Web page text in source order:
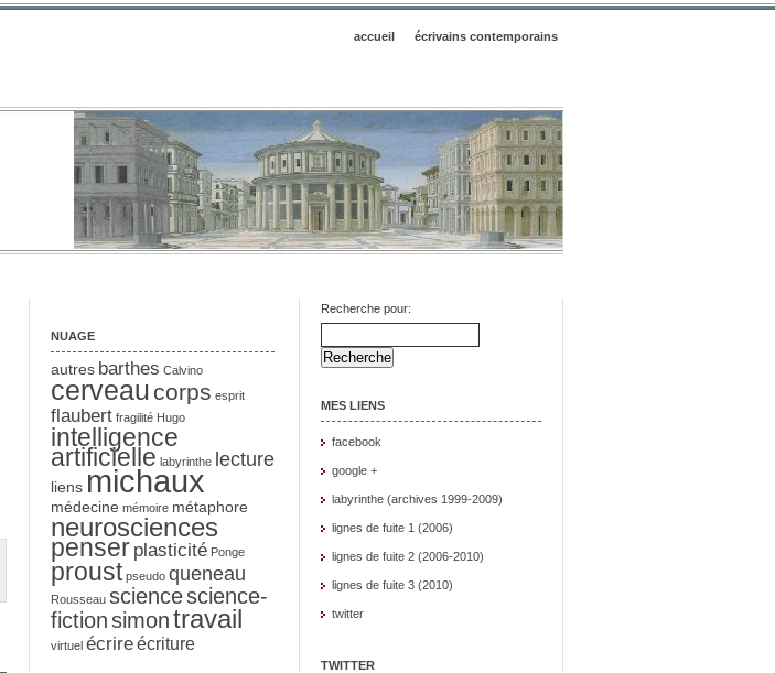
accueil écrivains contemporains
NUAGE
autres barthes Calvino
cerveau corps esprit
flaubert fragilité Hugo
intelligence
artificielle labyrinthe lecture
liens michaux
médecine mémoire métaphore
neurosciences
penser plasticité Ponge
proust pseudo queneau
Rousseau sciencescience-
fictionsimontravail
virtuel écrireécriture
Recherche pour:
MES LIENS
facebook
google +
labyrinthe (archives 1999-2009)
lignes de fuite 1 (2006)
lignes de fuite 2 (2006-2010)
lignes de fuite 3 (2010)
twitter
TWITTER